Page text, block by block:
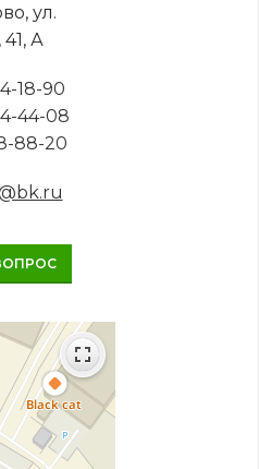
ул.
А
18-90
44-08
88-20